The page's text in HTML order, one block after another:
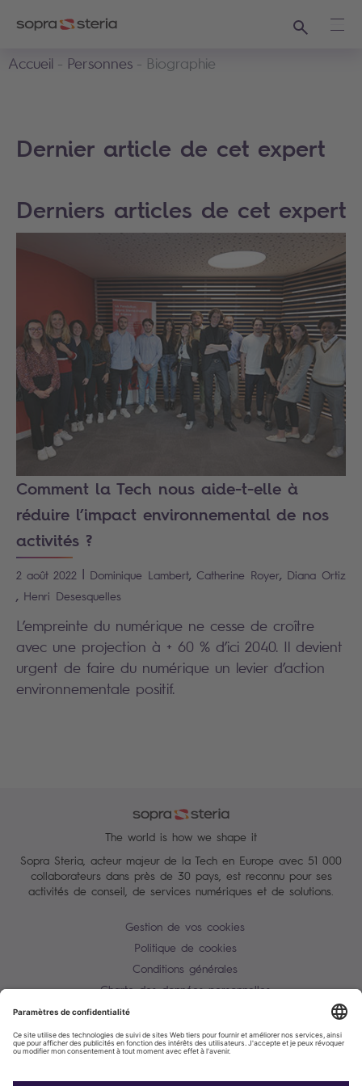
Recherche
Accueil
Personnes Biographie
Dernier article de cet expert
Derniers articles de cet expert
Comment la Tech nous aide-t-elle à
réduire l’impact environnemental de nos
activités ?
2 août 2022 | Dominique Lambert, Catherine Royer, Diana Ortiz
, Henri Desesquelles
L’empreinte du numérique ne cesse de croître
avec une projection à + 60 % d’ici 2040. Il devient
urgent de faire du numérique un levier d’action
environnementale positif.
The world is how we shape it
Sopra Steria, acteur majeur de la Tech en Europe avec 51 000
collaborateurs dans près de 30 pays, est reconnu pour ses
activités de conseil, de services numériques et de solutions.
Gestion de vos cookies
Politique de cookies
Conditions générales
Charte des données personnelles
Alerte Tentative d'escroquerie / usurpation d'identité
Plan du site
Contactez-nous